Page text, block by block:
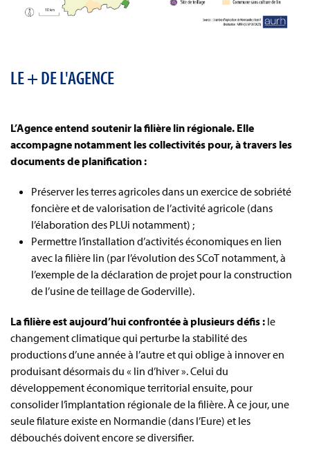
LE + DE L'AGENCE
L’Agence entend soutenir la filière lin régionale. Elle
accompagne notamment les collectivités pour, à travers les
documents de planification :
Préserver les terres agricoles dans un exercice de sobriété
foncière et de valorisation de l’activité agricole (dans
l’élaboration des PLUi notamment) ;
Permettre l’installation d’activités économiques en lien
avec la filière lin (par l’évolution des SCoT notamment, à
l’exemple de la déclaration de projet pour la construction
de l’usine de teillage de Goderville).
La filière est aujourd’hui confrontée à plusieurs défis : le
changement climatique qui perturbe la stabilité des
productions d’une année à l’autre et qui oblige à innover en
produisant désormais du « lin d’hiver ». Celui du
développement économique territorial ensuite, pour
consolider l’implantation régionale de la filière. À ce jour, une
seule filature existe en Normandie (dans l’Eure) et les
débouchés doivent encore se diversifier.